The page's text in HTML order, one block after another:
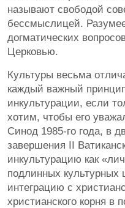
называют свободой
бессмыслицей.
догматических
Церковью.
Культуры весьма
каждый важный
инкультурации, если
хотим, чтобы его
Синод 1985-го года, в
завершения II
инкультурацию как
подлинных культурных
интеграцию с
христианского корня в